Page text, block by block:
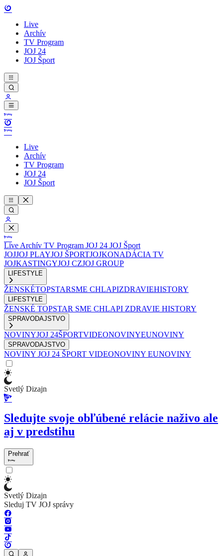
Live
Archív
TV Program
JOJ 24
JOJ Šport
Live
Archív
TV Program
JOJ 24
JOJ Šport
Live Archív TV Program JOJ 24 JOJ Šport
JOJJOJ PLAYJOJ ŠPORTJOJKONADÁCIA TV
JOJKASTINGYJOJ CZJOJ GROUP
LIFESTYLE
ŽENSKÉTOPSTARSME CHLAPIZDRAVIEHISTORY
LIFESTYLE
ŽENSKÉ TOPSTAR SME CHLAPI ZDRAVIE HISTORY
SPRAVODAJSTVO
NOVINYJOJ 24ŠPORTVIDEONOVINYEUNOVINY
SPRAVODAJSTVO
NOVINY JOJ 24 ŠPORT VIDEONOVINY EUNOVINY
Svetlý Dizajn
Sledujte svoje obľúbené relácie naživo ale
aj v predstihu
Prehrať
Svetlý Dizajn
Sleduj TV JOJ správy